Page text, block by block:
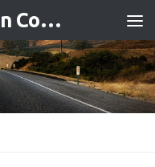
erneuerbare Energien Contracting